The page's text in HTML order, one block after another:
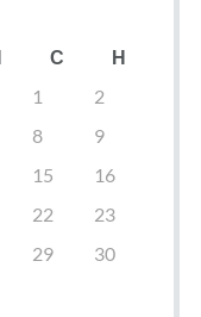
С
Н
1
2
8
9
15
16
22
23
29
30